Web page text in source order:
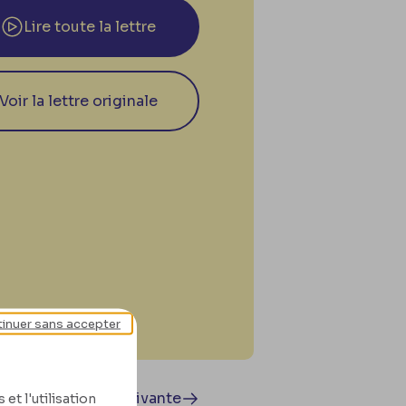
Lire toute la lettre
Voir la lettre originale
Lettre suivante
et l'utilisation
sans accepter